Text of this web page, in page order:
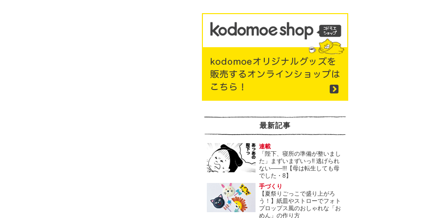
最新記事
連載
「陛下、寝所の準備が整いまし
た」まずいまずいっ!! 逃げられ
ない――!!!【母は転生しても母
でした・8】
手づくり
【夏祭りごっこで盛り上がろ
う！】紙皿やストローでフォト
プロップス風のおしゃれな「お
めん」の作り方